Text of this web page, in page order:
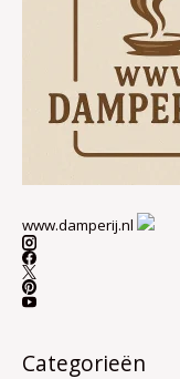
www.damperij.nl
Categorieën